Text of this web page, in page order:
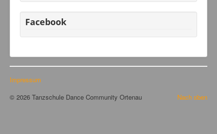
Facebook
Impressum
Nach oben
© 2026 Tanzschule Dance Community Ortenau